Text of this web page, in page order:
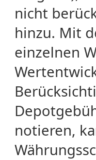
nicht
hinzu. Mit
einzelnen
notieren,